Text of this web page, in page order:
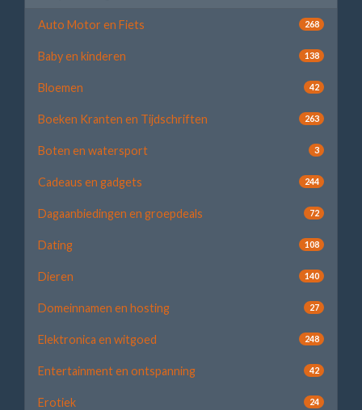
Auto Motor en Fiets 268
Baby en kinderen 138
Bloemen 42
Boeken Kranten en Tijdschriften 263
Boten en watersport 3
Cadeaus en gadgets 244
Dagaanbiedingen en groepdeals 72
Dating 108
Dieren 140
Domeinnamen en hosting 27
Elektronica en witgoed 248
Entertainment en ontspanning 42
Erotiek 24